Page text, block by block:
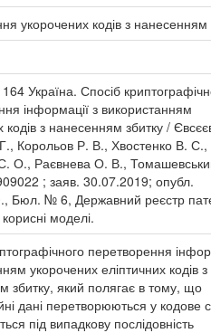
укорочених кодів з нанесенням
Україна. Спосіб
інформації з використанням
кодів з нанесенням збитку /
Корольов Р. В., Хвостенко В. С.,
С. О., Раєвнева О. В.,
; заяв. 30.07.2019; опубл.
Бюл. № 6, Державний реєстр
моделі.
перетворення
укорочених еліптичних кодів з
збитку, який полягає в тому, що
дані перетворюються у кодове
під випадкову послідовність